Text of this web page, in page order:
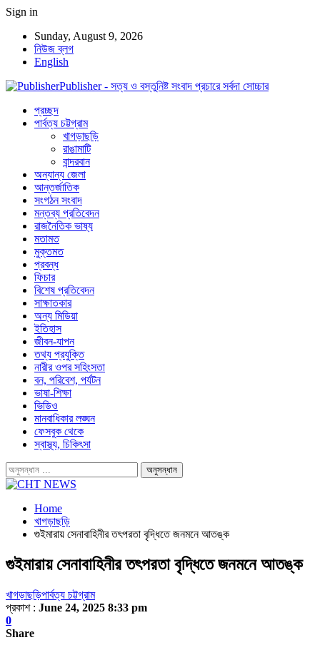
Sign in
Sunday, August 9, 2026
নিউজ ব্লগ
English
Publisher - সত্য ও বস্তুনিষ্ট সংবাদ প্রচারে সর্বদা সোচ্চার
প্রচ্ছদ
পার্বত্য চট্টগ্রাম
খাগড়াছড়ি
রাঙামাটি
বান্দরবান
অন্যান্য জেলা
আন্তর্জাতিক
সংগঠন সংবাদ
মন্তব্য প্রতিবেদন
রাজনৈতিক ভাষ্য
মতামত
মুক্তমত
প্রবন্ধ
ফিচার
বিশেষ প্রতিবেদন
সাক্ষাতকার
অন্য মিডিয়া
ইতিহাস
জীবন-যাপন
তথ্য প্রযুক্তি
নারীর ওপর সহিংসতা
বন, পরিবেশ, পর্যটন
ভাষা-শিক্ষা
ভিডিও
মানবাধিকার লঙ্ঘন
ফেসবুক থেকে
স্বাস্থ্য, চিকিৎসা
Home
খাগড়াছড়ি
গুইমারায় সেনাবাহিনীর তৎপরতা বৃদ্ধিতে জনমনে আতঙ্ক
গুইমারায় সেনাবাহিনীর তৎপরতা বৃদ্ধিতে জনমনে আতঙ্ক
খাগড়াছড়িপার্বত্য চট্টগ্রাম
প্রকাশ : June 24, 2025 8:33 pm
0
Share